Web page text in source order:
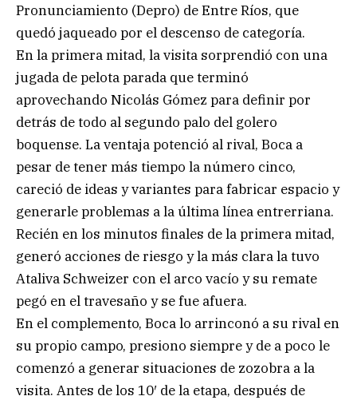
Pronunciamiento (Depro) de Entre Ríos, que
quedó jaqueado por el descenso de categoría.
En la primera mitad, la visita sorprendió con una
jugada de pelota parada que terminó
aprovechando Nicolás Gómez para definir por
detrás de todo al segundo palo del golero
boquense. La ventaja potenció al rival, Boca a
pesar de tener más tiempo la número cinco,
careció de ideas y variantes para fabricar espacio y
generarle problemas a la última línea entrerriana.
Recién en los minutos finales de la primera mitad,
generó acciones de riesgo y la más clara la tuvo
Ataliva Schweizer con el arco vacío y su remate
pegó en el travesaño y se fue afuera.
En el complemento, Boca lo arrinconó a su rival en
su propio campo, presiono siempre y de a poco le
comenzó a generar situaciones de zozobra a la
visita. Antes de los 10′ de la etapa, después de